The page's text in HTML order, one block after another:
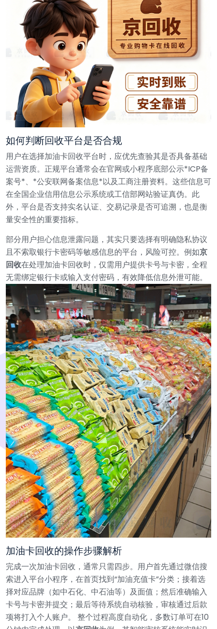
如何判断回收平台是否合规
用户在选择加油卡回收平台时，应优先查验其是否具备基础
运营资质。正规平台通常会在官网或小程序底部公示*ICP备
案号*、*公安联网备案信息*以及工商注册资料。这些信息可
在全国企业信用信息公示系统或工信部网站验证真伪。此
外，平台是否支持实名认证、交易记录是否可追溯，也是衡
量安全性的重要指标。
部分用户担心信息泄露问题，其实只要选择有明确隐私协议
且不索取银行卡密码等敏感信息的平台，风险可控。例如京
回收在处理加油卡回收时，仅需用户提供卡号与卡密，全程
无需绑定银行卡或输入支付密码，有效降低信息外泄可能。
加油卡回收的操作步骤解析
完成一次加油卡回收，通常只需四步。用户首先通过微信搜
索进入平台小程序，在首页找到“加油充值卡”分类；接着选
择对应品牌（如中石化、中石油等）及面值；然后准确输入
卡号与卡密并提交；最后等待系统自动核验，审核通过后款
项将打入个人账户。
整个过程高度自动化，多数订单可在10